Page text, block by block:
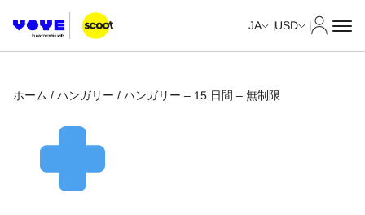
JA USD
ホーム / ハンガリー / ハンガリー – 15 日間 – 無制限